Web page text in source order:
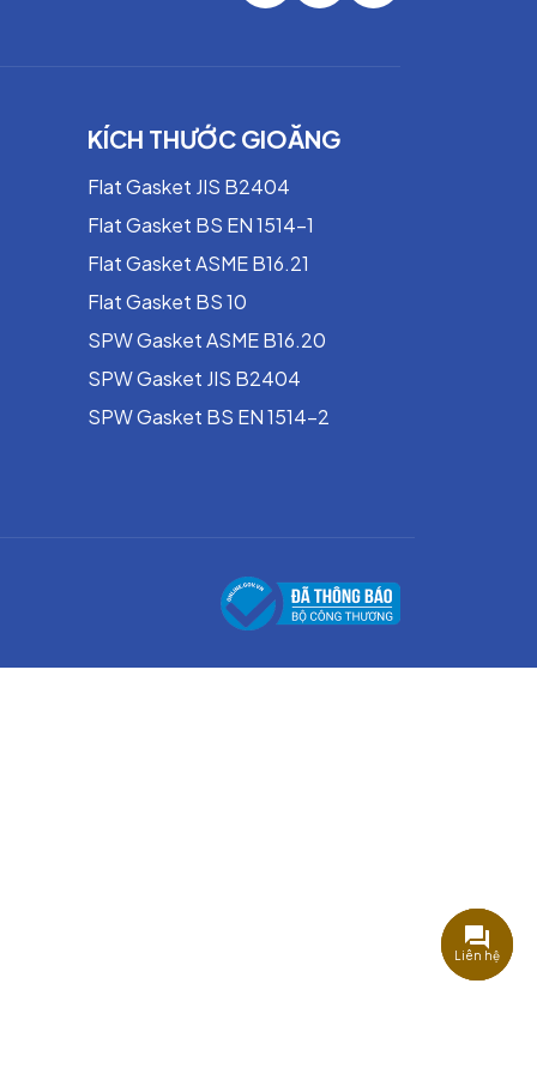
KÍCH THƯỚC GIOĂNG
Flat Gasket JIS B2404
Flat Gasket BS EN 1514-1
Flat Gasket ASME B16.21
Flat Gasket BS 10
SPW Gasket ASME B16.20
SPW Gasket JIS B2404
SPW Gasket BS EN 1514-2
Liên hệ